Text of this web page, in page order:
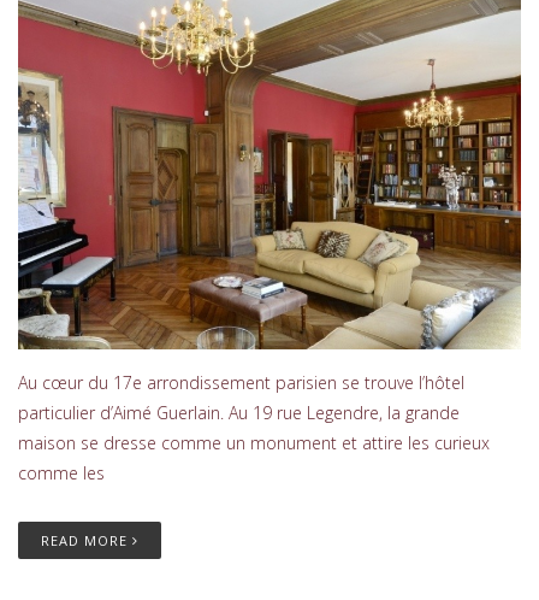
Au cœur du 17e arrondissement parisien se trouve l’hôtel
particulier d’Aimé Guerlain. Au 19 rue Legendre, la grande
maison se dresse comme un monument et attire les curieux
comme les
READ MORE